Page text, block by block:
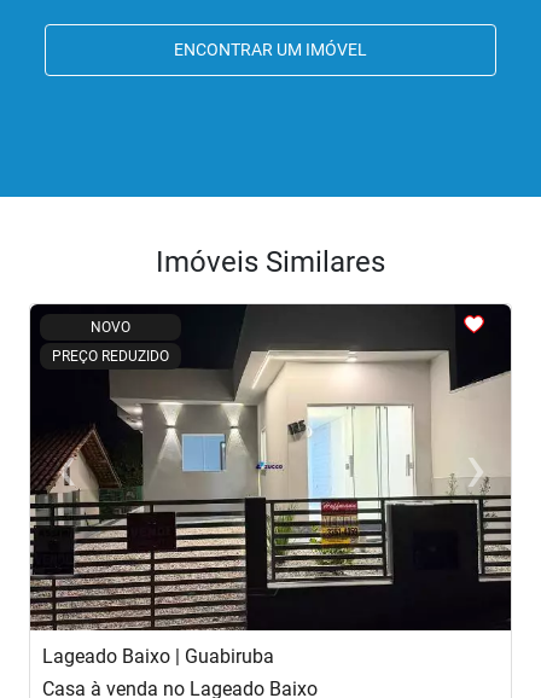
ENCONTRAR UM IMÓVEL
Imóveis Similares
NOVO
PREÇO REDUZIDO
<<<<
‹Previous ›Next
Lageado Baixo | Guabiruba
Casa à venda no Lageado Baixo